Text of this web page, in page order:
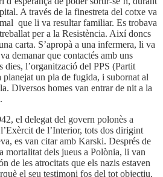
A través de la finestreta del cotxe va
que li va resultar familiar. Es trobava
per a la Resistència. Així doncs
carta. S’apropà a una infermera, li va
demanar que contactés amb uns
dies, l’organització del PPS (Partit
planejat un pla de fugida, i subornat al
Diversos homes van entrar de nit a la
el delegat del govern polonès a
de l’Interior, tots dos dirigint
es van citar amb Karski. Després de
mortalitat dels jueus a Polònia, li van
de les atrocitats que els nazis estaven
el seu testimoni fos del tot objectiu,